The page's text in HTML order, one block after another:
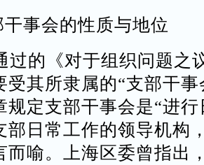
事会的性质与地位
的《对于组织问题之
受其所隶属的“支部干事
规定支部干事会是“进
部日常工作的领导机构
而喻。上海区委曾指出